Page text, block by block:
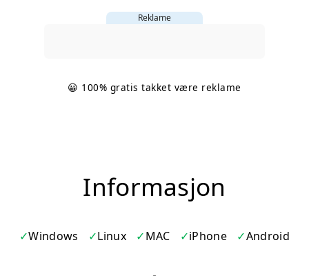
Reklame
😀 100% gratis takket være reklame
Informasjon
Windows Linux MAC iPhone Android